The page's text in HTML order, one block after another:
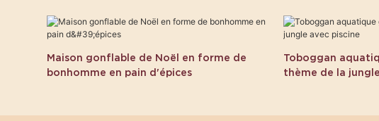
Maison gonflable de Noël en forme de
bonhomme en pain d'épices
Toboggan
thème de la